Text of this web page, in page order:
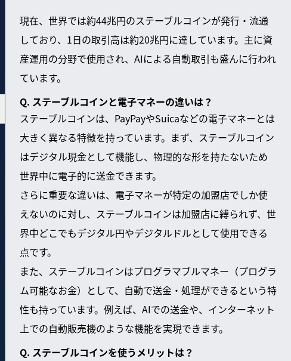
現在、世界では約44兆円のステーブルコインが発行・流通
しており、1日の取引高は約20兆円に達しています。主に資
産運用の分野で使用され、AIによる自動取引も盛んに行われ
ています。
Q. ステーブルコインと電子マネーの違いは？
ステーブルコインは、PayPayやSuicaなどの電子マネーとは
大きく異なる特徴を持っています。まず、ステーブルコイン
はデジタル現金として機能し、物理的な形を持たないため
世界中に電子的に送金できます。
さらに重要な違いは、電子マネーが特定の加盟店でしか使
えないのに対し、ステーブルコインは加盟店に縛られず、世
界中どこでもデジタル円やデジタルドルとして使用できる
点です。
また、ステーブルコインはプログラマブルマネー（プログラ
ム可能なお金）として、自動で送金・処理ができるという特
性も持っています。例えば、AIでの送金や、インターネット
上での自動販売機のような機能を実現できます。
Q. ステーブルコインを使うメリットは？